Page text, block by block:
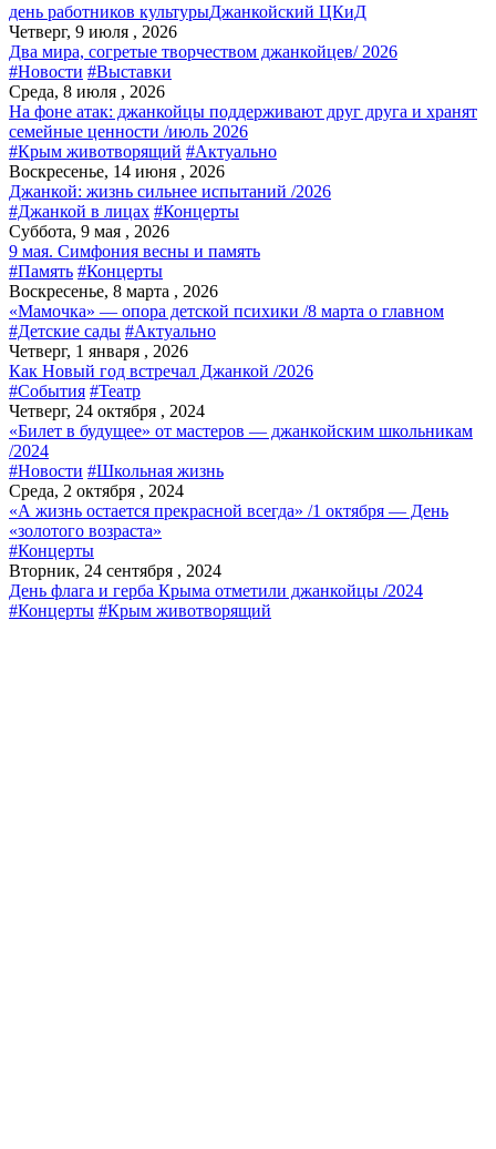
день работников культурыДжанкойский ЦКиД
Четверг, 9 июля , 2026
Два мира, согретые творчеством джанкойцев/ 2026
#Новости #Выставки
Среда, 8 июля , 2026
На фоне атак: джанкойцы поддерживают друг друга и хранят
семейные ценности /июль 2026
#Крым животворящий #Актуально
Воскресенье, 14 июня , 2026
Джанкой: жизнь сильнее испытаний /2026
#Джанкой в лицах #Концерты
Суббота, 9 мая , 2026
9 мая. Симфония весны и память
#Память #Концерты
Воскресенье, 8 марта , 2026
«Мамочка» — опора детской психики /8 марта о главном
#Детские сады #Актуально
Четверг, 1 января , 2026
Как Новый год встречал Джанкой /2026
#События #Театр
Четверг, 24 октября , 2024
«Билет в будущее» от мастеров — джанкойским школьникам
/2024
#Новости #Школьная жизнь
Среда, 2 октября , 2024
«А жизнь остается прекрасной всегда» /1 октября — День
«золотого возраста»
#Концерты
Вторник, 24 сентября , 2024
День флага и герба Крыма отметили джанкойцы /2024
#Концерты #Крым животворящий